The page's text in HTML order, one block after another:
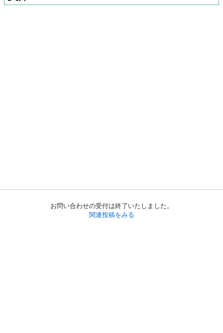
お問い合わせの受付は終了いたしました。
関連投稿をみる